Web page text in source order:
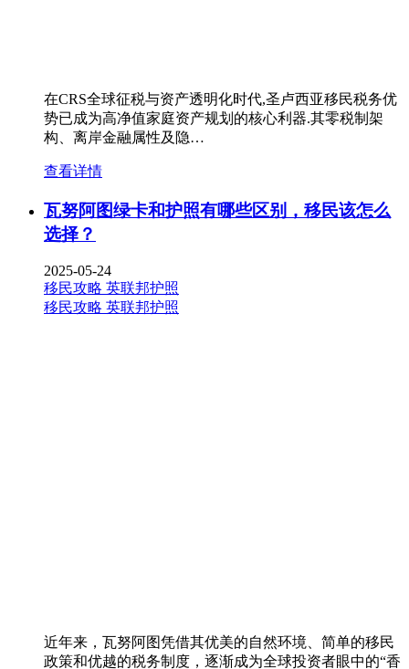
在CRS全球征税与资产透明化时代,圣卢西亚移民税务优
势已成为高净值家庭资产规划的核心利器.其零税制架
构、离岸金融属性及隐…
查看详情
瓦努阿图绿卡和护照有哪些区别，移民该怎么
选择？
2025-05-24
移民攻略 英联邦护照
移民攻略 英联邦护照
近年来，瓦努阿图凭借其优美的自然环境、简单的移民
政策和优越的税务制度，逐渐成为全球投资者眼中的“香